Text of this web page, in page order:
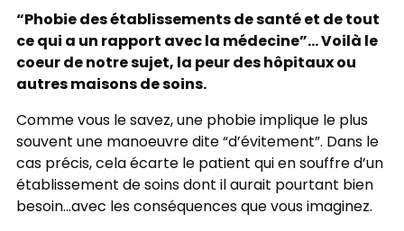
“Phobie des établissements de santé et de tout
ce qui a un rapport avec la médecine”… Voilà le
coeur de notre sujet, la peur des hôpitaux ou
autres maisons de soins.
Comme vous le savez, une phobie implique le plus
souvent une manoeuvre dite “d’évitement”. Dans le
cas précis, cela écarte le patient qui en souffre d’un
établissement de soins dont il aurait pourtant bien
besoin…avec les conséquences que vous imaginez.